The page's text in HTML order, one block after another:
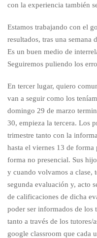
con la experiencia también
Estamos trabajando con el
resultados, tras una semana
Es un buen medio de
Seguiremos puliendo los
En tercer lugar, quiero
van a seguir como los
domingo 29 de marzo
30, empieza la tercera. Los
trimestre tanto con la
hasta el viernes 13 de
forma no presencial. Sus
y cuando volvamos a clase,
segunda evaluación y, acto
de calificaciones de dicha
poder ser informados de los
tanto a través de los tutores/
google classroom que cada